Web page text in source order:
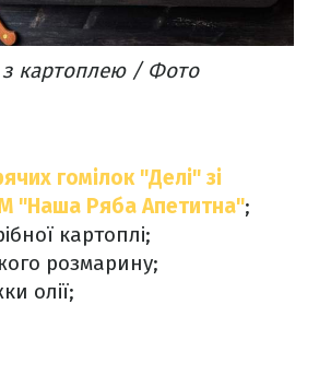
з картоплею / Фото
гомілок "Делі" зі
"Наша Ряба Апетитна";
картоплі;
розмарину;
олії;